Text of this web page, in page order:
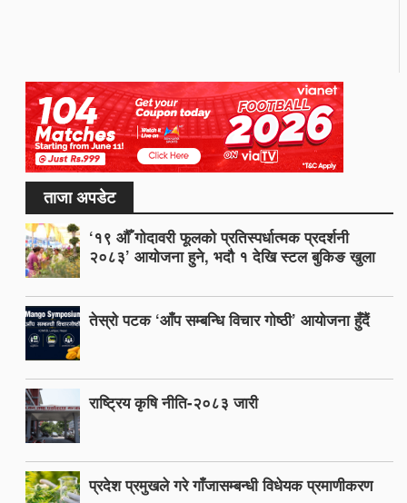
ताजा अपडेट
‘१९ औँ गोदावरी फूलको प्रतिस्पर्धात्मक प्रदर्शनी
२०८३’ आयोजना हुने, भदौ १ देखि स्टल बुकिङ खुला
तेस्रो पटक ‘आँप सम्बन्धि विचार गोष्ठी’ आयोजना हुँदैं
राष्ट्रिय कृषि नीति-२०८३ जारी
प्रदेश प्रमुखले गरे गाँजासम्बन्धी विधेयक प्रमाणीकरण